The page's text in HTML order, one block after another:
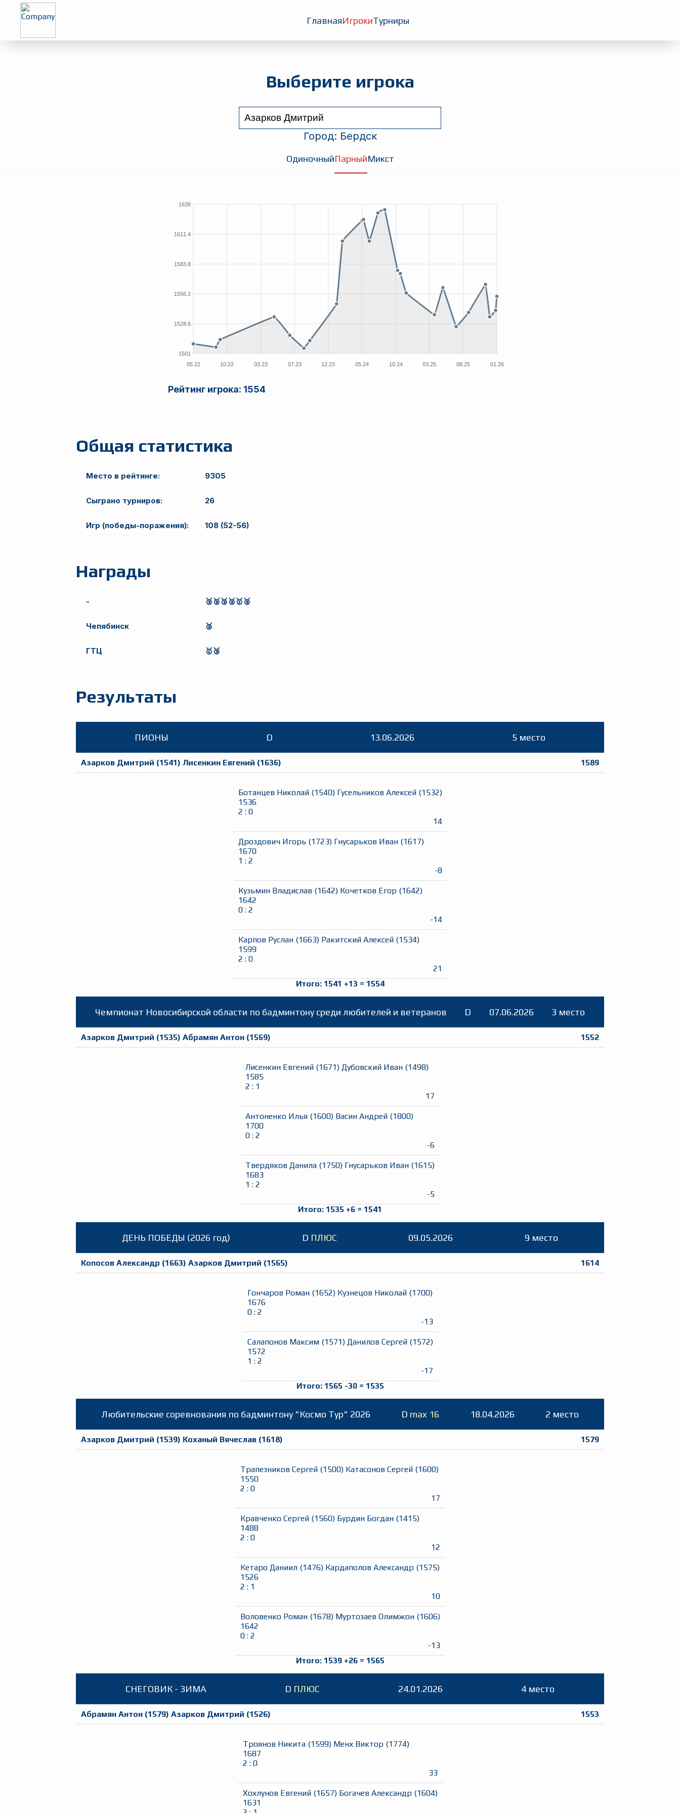
ГлавнаяИгрокиТурниры
Выберите игрока
Город: Бердск
ОдиночныйПарныйМикст
Рейтинг игрока: 1554
Общая статистика
Место в рейтинге: 9305
Сыграно турниров: 26
Игр (победы-поражения): 108 (52-56)
Награды
- 🥉🥈🥉🥈🥇🥈
Чепябинск 🥈
ГТЦ 🥇🥉
Результаты
ПИОНЫ D 13.06.2026 5 место
Азарков Дмитрий (1541) Лисенкин Евгений (1636) 1589
Ботанцев Николай (1540) Гусельников Алексей (1532)
1536
2 : 0
14
Дроздович Игорь (1723) Гнусарьков Иван (1617)
1670
1 : 2
-8
Кузьмин Владислав (1642) Кочетков Егор (1642)
1642
0: 2
-14
Карпов Руслан (1663) Ракитский Алексей (1534)
1599
2 : 0
21
Итого: 1541 +13 = 1554
Чемпионат Новосибирской области по бадминтону среди любителей и ветеранов D 07.06.2026 3 место
Азарков Дмитрий (1535) Абрамян Антон (1569) 1552
Лисенкин Евгений (1671) Дубовский Иван (1498)
1585
2 : 1
17
Антоненко Илья (1600) Васин Андрей (1800)
1700
0 : 2
-6
Твердяков Данила (1750) Гнусарьков Иван (1615)
1683
1 : 2
-5
Итого: 1535 +6 = 1541
ДЕНЬ ПОБЕДЫ (2026 год) D ПЛЮС 09.05.2026 9 место
Копосов Александр (1663) Азарков Дмитрий (1565) 1614
Гончаров Роман (1652) Кузнецов Николай (1700)
1676
0: 2
-13
Салапонов Максим (1571) Данилов Сергей (1572)
1572
1 : 2
-17
Итого: 1565 -30= 1535
Любительские соревнования по бадминтону "Космо Тур" 2026 D max 16 18.04.2026 2 место
Азарков Дмитрий (1539) Коханый Вячеслав (1618) 1579
Трапезников Сергей (1500) Катасонов Сергей (1600)
1550
2 : 0
17
Кравченко Сергей (1560) Бурдин Богдан (1415)
1488
2 : 0
12
Кетаро Даниил (1476) Кардаполов Александр (1575)
1526
2 : 1
10
Воловенко Роман (1678) Муртозаев Олимжон (1606)
1642
0: 2
-13
Итого: 1539 +26= 1565
СНЕГОВИК - ЗИМА D ПЛЮС 24.01.2026 4 место
Абрамян Антон (1579) Азарков Дмитрий (1526) 1553
Троянов Никита (1599) Менх Виктор (1774)
1687
2 : 0
33
Хохлунов Евгений (1657) Богачев Александр (1604)
1631